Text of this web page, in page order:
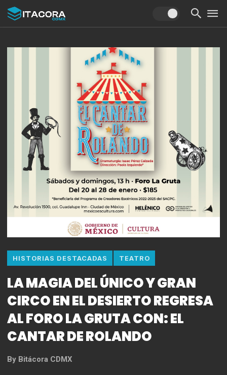
HISTORIAS DESTACADAS TEATRO
LA MAGIA DEL ÚNICO Y GRAN
CIRCO EN EL DESIERTO REGRESA
AL FORO LA GRUTA CON: EL
CANTAR DE ROLANDO
By Bitácora CDMX